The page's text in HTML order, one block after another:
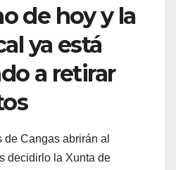
de hoy y la
ya está
a retirar
de Cangas abrirán al
decidirlo la Xunta de